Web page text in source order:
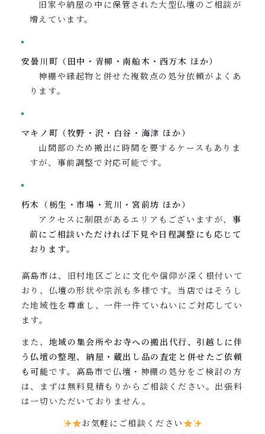
旧家や納屋の中に保管された大型仏壇のご相談が
増えています。
安曇川町（田中・青柳・南船木・西万木 ほか）
神棚や縁起物と併せた複数点の処分依頼がよくあ
ります。
マキノ町（牧野・沢・白谷・海津 ほか）
山間部のため搬出に時間を要するケースもありま
すが、事前調整で対応可能です。
朽木（栃生・市場・荒川・宮前坊 ほか）
アクセスに制限があるエリアもございますが、事
前にご相談いただければ下見や日程調整にも応じて
おります。
高島市は、旧村地区ごとに文化や信仰が深く根付いて
おり、仏壇の形状や宗派も多様です。当店ではそうし
た地域性を尊重し、一件一件ていねいにご対応してい
ます。
また、 地域の集会所やお寺への搬出代行、引越しに伴
う仏壇の整理、納屋・蔵出し品の査定と併せたご依頼
も可能です。高島市で仏壇・神棚の処分をご検討の方
は、まずは無料見積もりからご相談ください。出張料
は一切いただいておりません。
お気軽にご相談ください